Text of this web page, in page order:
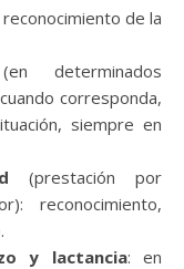
de la
determinados
corresponda,
siempre en
(prestación por
reconocimiento,
y lactancia: en